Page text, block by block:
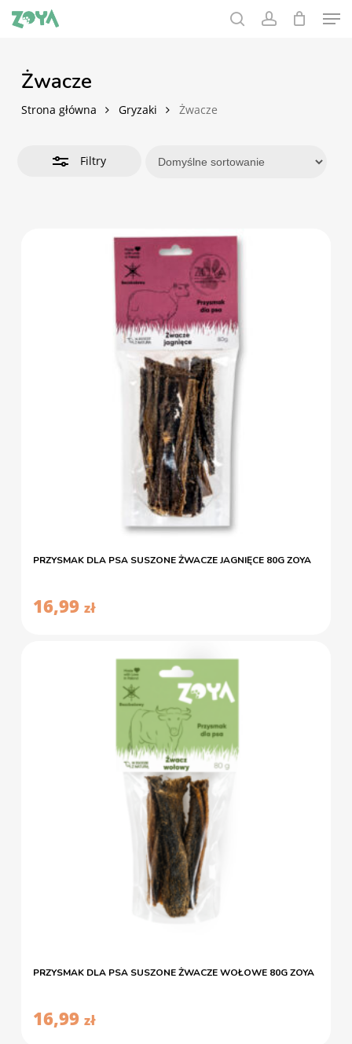
Skip
contentŻwacze
Strona główna Gryzaki Żwacze
Filtry
PRZYSMAK DLA PSA SUSZONE ŻWACZE JAGNIĘCE 80G ZOYA
16,99 zł
PRZYSMAK DLA PSA SUSZONE ŻWACZE WOŁOWE 80G ZOYA
16,99 zł